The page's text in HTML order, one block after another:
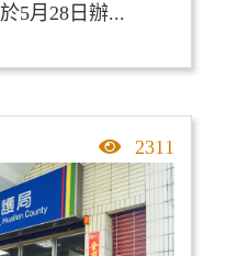
5月28日辦...
點擊率
2311